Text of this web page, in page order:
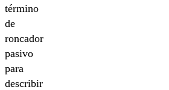
término
de
roncador
pasivo
para
describir